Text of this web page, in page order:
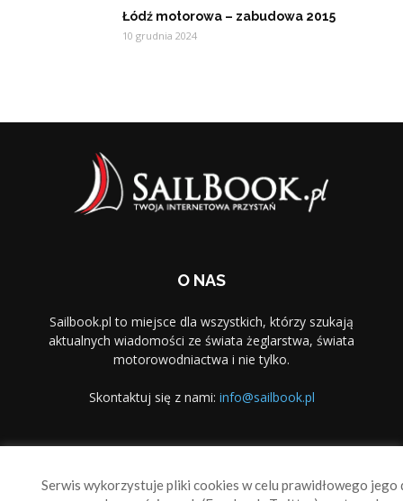
Łódź motorowa – zabudowa 2015
10 grudnia 2024
O NAS
Sailbook.pl to miejsce dla wszystkich, którzy szukają
aktualnych wiadomości ze świata żeglarstwa, świata
motorowodniactwa i nie tylko.
Skontaktuj się z nami: info@sailbook.pl
Serwis wykorzystuje pliki cookies w celu prawidłowego